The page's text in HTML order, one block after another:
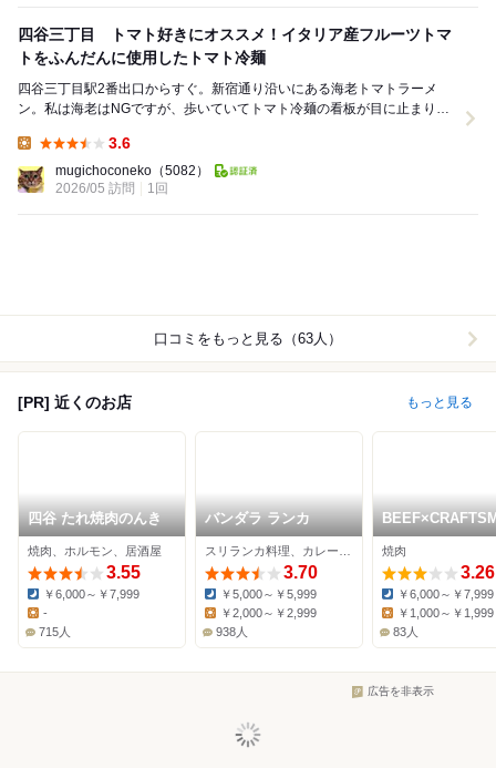
四谷三丁目 トマト好きにオススメ！イタリア産フルーツトマ
トをふんだんに使用したトマト冷麺
四谷三丁目駅2番出口からすぐ。新宿通り沿いにある海老トマトラーメ
ン。私は海老はNGですが、歩いていてトマト冷麺の看板が目に止まり、
3.6
mugichoconeko （5082）
2026/05 訪問
1回
口コミをもっと見る（63人）
[PR] 近くのお店 もっと見る
四谷 たれ焼肉のんき
焼肉、ホルモン、居酒屋
3.55
Dinner:
￥6,000～￥7,999
-
715人
バンダラ ランカ
3.70
Dinner:
￥5,000～￥5,999
￥2,000～￥2,999
938人
焼肉
3.26
Dinner:
￥6,000～￥7,999
Lunch:
￥1,000～￥1,999
83人
広告を非表示